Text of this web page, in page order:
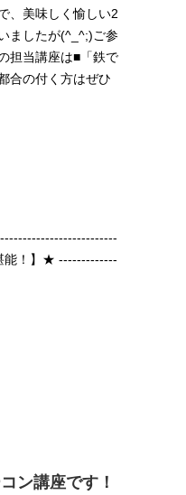
、美味しく愉しい2
ましたが(^_^;)ご参
担当講座は■「鉄で
の付く方はぜひ
能！】★ -------------
ン講座です！